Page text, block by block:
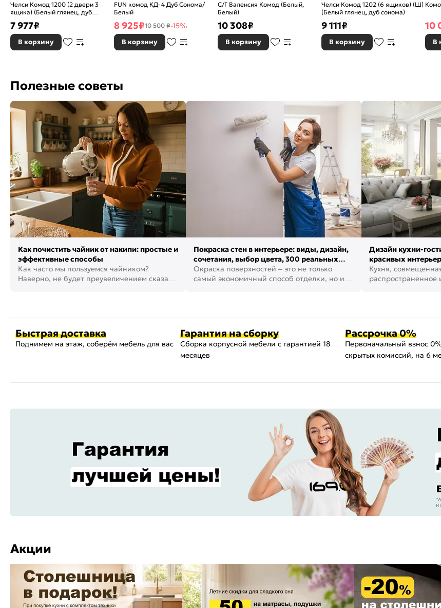
Челси Комод 1200 (2 двери 3
ящика) (Белый глянец, дуб
7 977₽
В корзину
FUN комод КД-4 Дуб Сонома/
Белый
8 925₽10 500 ₽-15%
В корзину
С/Г Валенсия Комод (Белый,
Белый)
10 308₽
В корзину
Челси Комод 1202 (6 ящиков) (Ш)
(Белый глянец, дуб сонома)
9 111₽
В корзину
10
В
Полезные советы
Как почистить чайник от накипи: простые и
эффективные способы
Как часто мы пользуемся чайником?
Наверно, не будет преувеличением сказать,
Покраска стен в интерьере: виды, дизайн,
сочетания, выбор цвета, 300 реальных
фото
Окраска поверхностей – это не только
самый экономичный способ отделки, но и
Дизайн кухни-
красивых
Кухня,
Быстрая доставка
Поднимем на этаж, соберём мебель для вас
Гарантия на сборку
Сборка корпусной мебели с гарантией 18
месяцев
Рассрочка 0%
Первоначальный взнос
скрытых комиссий, на 6
Акции